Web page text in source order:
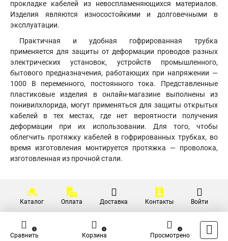
прокладке кабелей из невоспламеняющихся материалов.
Изделия являются износостойкими и долговечными в
эксплуатации.
Практичная и удобная гофрированная трубка
применяется для защиты от деформации проводов разных
электрических установок, устройств промышленного,
бытового предназначения, работающих при напряжении —
1000 В переменного, постоянного тока. Представленные
пластиковые изделия в онлайн-магазине выполнены из
понивилхлорида, могут применяться для защиты открытых
кабелей в тех местах, где нет вероятности получения
деформации при их использовании. Для того, чтобы
облегчить протяжку кабелей в гофрированных трубках, во
время изготовления монтируется протяжка — проволока,
изготовленная из прочной стали.
Каталог Оплата Доставка Контакты Войти
Сравнить
0
Корзина
0
Просмотрено
0